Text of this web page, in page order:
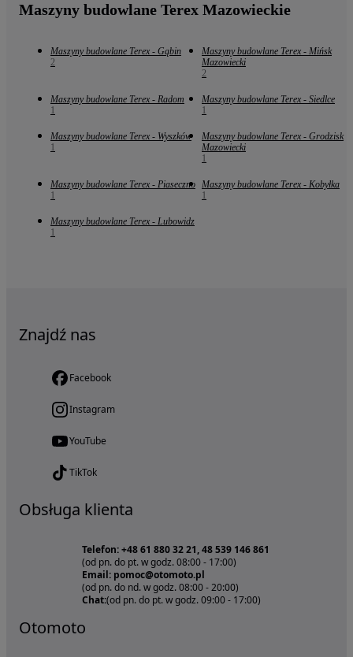
Maszyny budowlane Terex Mazowieckie
Maszyny budowlane Terex - Gąbin
2
Maszyny budowlane Terex - Mińsk
Mazowiecki
2
Maszyny budowlane Terex - Radom
1
Maszyny budowlane Terex - Siedlce
1
Maszyny budowlane Terex - Wyszków
1
Maszyny budowlane Terex - Grodzisk
Mazowiecki
1
Maszyny budowlane Terex - Piaseczno
1
Maszyny budowlane Terex - Kobyłka
1
Maszyny budowlane Terex - Lubowidz
1
Znajdź nas
Facebook
Instagram
YouTube
TikTok
Obsługa klienta
Telefon: +48 61 880 32 21, 48 539 146 861
(od pn. do pt. w godz. 08:00 - 17:00)
Email: pomoc@otomoto.pl
(od pn. do nd. w godz. 08:00 - 20:00)
Chat:(od pn. do pt. w godz. 09:00 - 17:00)
Otomoto